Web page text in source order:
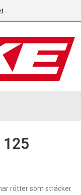
125
rötter som sträcker